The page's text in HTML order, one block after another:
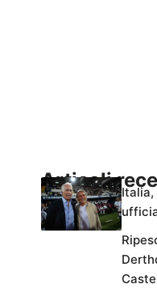
Articoli
Italia,